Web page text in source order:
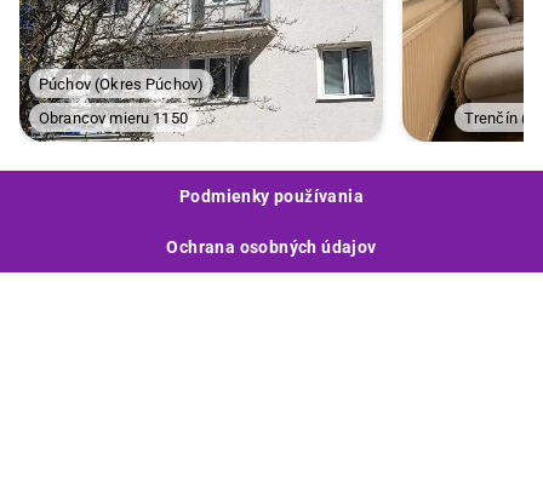
Púchov (Okres Púchov)
Obrancov mieru 1150
Trenčín (
Podmienky používania
Ochrana osobných údajov